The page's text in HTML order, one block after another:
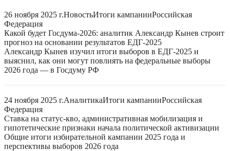
26 ноября 2025 г.НовостьИтоги кампанииРоссийская
Федерация
Какой будет Госдума-2026: аналитик Александр Кынев строит
прогноз на основании результатов ЕДГ-2025
Александр Кынев изучил итоги выборов в ЕДГ-2025 и
выяснил, как они могут повлиять на федеральные выборы
2026 года — в Госдуму РФ
24 ноября 2025 г.АналитикаИтоги кампанииРоссийская
Федерация
Ставка на статус-кво, административная мобилизация и
гипотетические признаки начала политической активизации
Общие итоги избирательной кампании 2025 года и
перспективы выборов 2026 года